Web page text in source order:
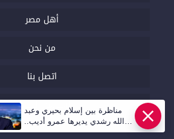
أهل مصر
من نحن
اتصل بنا
السياسة التحريرية
مناظرة بين إسلام بحيري وعبد
الله رشدي يديرها عمرو أديب..
قريبا | أهل مصر